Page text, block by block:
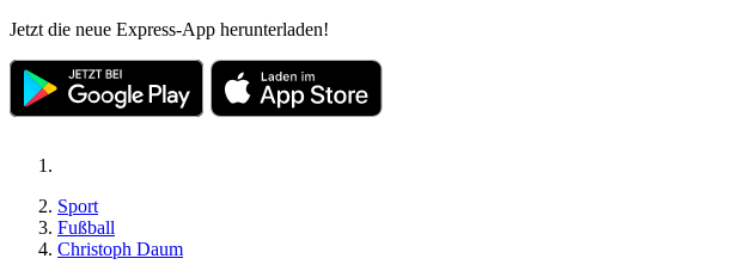
Jetzt die neue Express-App herunterladen!
Sport
Fußball
Christoph Daum